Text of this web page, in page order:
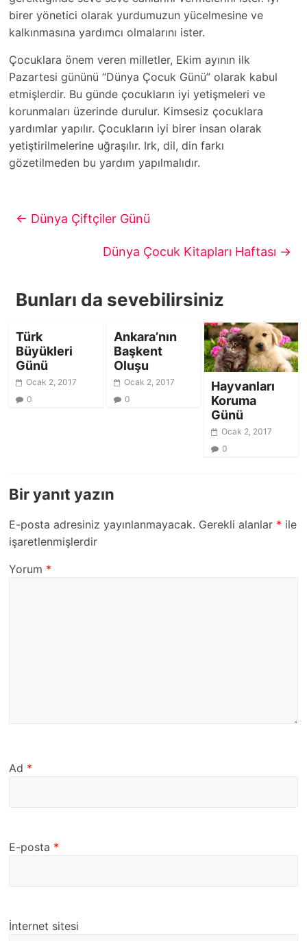
birer yönetici olarak yurdumuzun yücelmesine ve
kalkınmasına yardımcı olmalarını ister.
Çocuklara önem veren milletler, Ekim ayının ilk
Pazartesi gününü “Dünya Çocuk Günü” olarak kabul
etmişlerdir. Bu günde çocukların iyi yetişmeleri ve
korunmaları üzerinde durulur. Kimsesiz çocuklara
yardımlar yapılır. Çocukların iyi birer insan olarak
yetiştirilmelerine uğraşılır. Irk, dil, din farkı
gözetilmeden bu yardım yapılmalıdır.
← Dünya Çiftçiler Günü
Dünya Çocuk Kitapları Haftası →
Bunları da sevebilirsiniz
Türk
Büyükleri
Günü
Ocak 2, 2017
0
Ankara’nın
Başkent
Oluşu
Ocak 2, 2017
0
Hayvanları
Koruma
Günü
Ocak 2, 2017
0
Bir yanıt yazın
E-posta adresiniz yayınlanmayacak. Gerekli alanlar * ile
işaretlenmişlerdir
Yorum *
Ad *
E-posta *
İnternet sitesi